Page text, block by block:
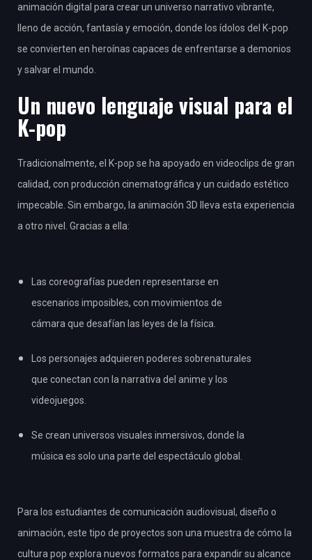
animación digital para crear un universo narrativo vibrante,
lleno de acción, fantasía y emoción, donde los ídolos del K-pop
se convierten en heroínas capaces de enfrentarse a demonios
y salvar el mundo.
Un nuevo lenguaje visual para el
K-pop
Tradicionalmente, el K-pop se ha apoyado en videoclips de gran
calidad, con producción cinematográfica y un cuidado estético
impecable. Sin embargo, la animación 3D lleva esta experiencia
a otro nivel. Gracias a ella:
Las coreografías pueden representarse en
escenarios imposibles, con movimientos de
cámara que desafían las leyes de la física.
Los personajes adquieren poderes sobrenaturales
que conectan con la narrativa del anime y los
videojuegos.
Se crean universos visuales inmersivos, donde la
música es solo una parte del espectáculo global.
Para los estudiantes de comunicación audiovisual, diseño o
animación, este tipo de proyectos son una muestra de cómo la
cultura pop explora nuevos formatos para expandir su alcance